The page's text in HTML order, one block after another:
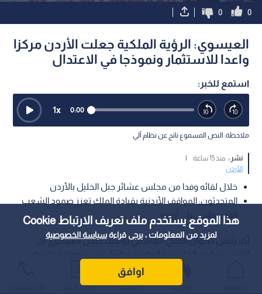
هذا الموقع يستخدم ملف تعريف الارتباط Cookie
لمزيد من المعلومات ، يرجى قراءةسياسة الخصوصية
اوافق
0
0
العيسوي: الرؤية الملكية جعلت الأردن مركزا
واعدا للاستثمار ونموذجا في الاعتدال
استمع للخبر:
0:00
1x
ملاحظة: النص المسموع ناتج عن نظام آلي
نشر : منذ 15 ساعة
|
الأردن
خلال لقائه وفدا من مجلس عشائر جبل الخليل بالأردن
المتحدثون: المواقف الأردنية بقيادة الملك تعزز صمود الشعب
الفلسطيني على أرضه
أكد رئيس الديوان الملكي الهاشمي يوسف حسن العيسوي أن
مستندا إلى إرث هاشمي راسخ ورؤية ملكية جعلت من المملكة
نموذجا في الأمن والاستقرار وسيادة القانون والاعتدال، رغم ما
عواجل المباشر أحدث الأخبار